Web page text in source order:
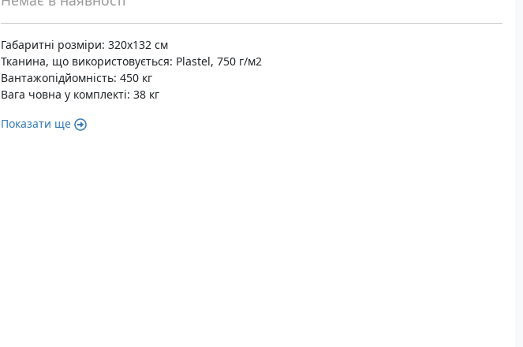
Габаритні розміри: 320x132 см
Тканина, що використовується: Plastel, 750 г/м2
Вантажопідйомність: 450 кг
Вага човна у комплекті: 38 кг
Показати ще